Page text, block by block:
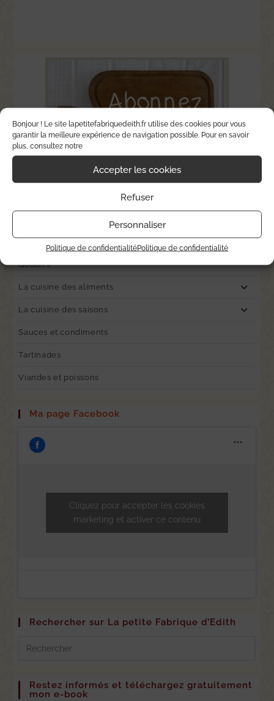
Bonjour ! Le site lapetitefabriquedeith.fr utilise des cookies pour vous
garantir la meilleure expérience de navigation possible. Pour en savoir
plus, consultez notre
Accepter les cookies
Refuser
Personnaliser
Politique de confidentialitéPolitique de confidentialité
Goûters
La cuisine des aliments
La cuisine des saisons
Sauces et condiments
Tartinades
Viandes et poissons
Ma page Facebook
Cliquez pour accepter les cookies
marketing et activer ce contenu
Rechercher sur La petite Fabrique d’Edith
Restez informés et téléchargez gratuitement
mon e-book